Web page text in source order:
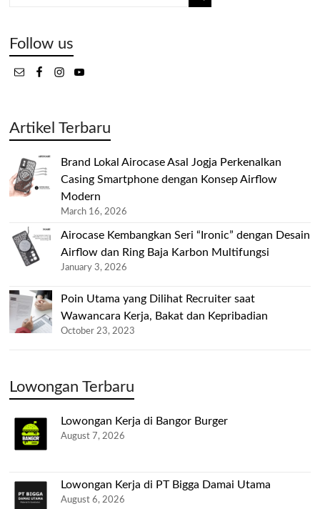
Follow us
Artikel Terbaru
Brand Lokal Airocase Asal Jogja Perkenalkan
Casing Smartphone dengan Konsep Airflow
Modern
March 16, 2026
Airocase Kembangkan Seri “Ironic” dengan Desain
Airflow dan Ring Baja Karbon Multifungsi
January 3, 2026
Poin Utama yang Dilihat Recruiter saat
Wawancara Kerja, Bakat dan Kepribadian
October 23, 2023
Lowongan Terbaru
Lowongan Kerja di Bangor Burger
August 7, 2026
Lowongan Kerja di PT Bigga Damai Utama
August 6, 2026